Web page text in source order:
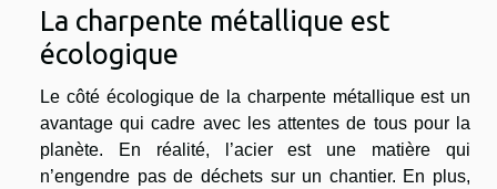
La charpente métallique est
écologique
Le côté écologique de la charpente métallique est un
avantage qui cadre avec les attentes de tous pour la
planète. En réalité, l’acier est une matière qui
n’engendre pas de déchets sur un chantier. En plus,